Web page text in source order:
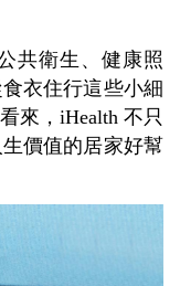
共衛生、健康照
衣住行這些小細
來，iHealth 不只
價值的居家好幫